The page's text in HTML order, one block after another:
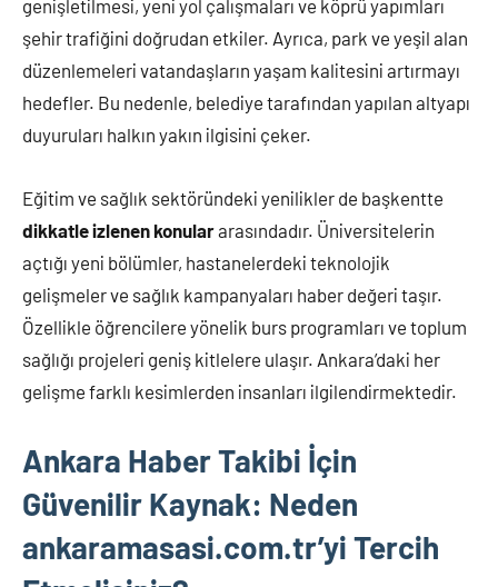
genişletilmesi, yeni yol çalışmaları ve köprü yapımları
şehir trafiğini doğrudan etkiler. Ayrıca, park ve yeşil alan
düzenlemeleri vatandaşların yaşam kalitesini artırmayı
hedefler. Bu nedenle, belediye tarafından yapılan altyapı
duyuruları halkın yakın ilgisini çeker.
Eğitim ve sağlık sektöründeki yenilikler de başkentte
dikkatle izlenen konulararasındadır. Üniversitelerin
açtığı yeni bölümler, hastanelerdeki teknolojik
gelişmeler ve sağlık kampanyaları haber değeri taşır.
Özellikle öğrencilere yönelik burs programları ve toplum
sağlığı projeleri geniş kitlelere ulaşır. Ankara’daki her
gelişme farklı kesimlerden insanları ilgilendirmektedir.
Ankara Haber Takibi İçin
Güvenilir Kaynak: Neden
ankaramasasi.com.tr’yi Tercih